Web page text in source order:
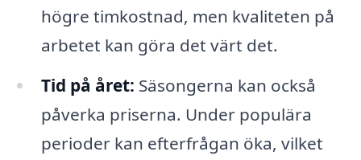
högre timkostnad, men kvaliteten på
arbetet kan göra det värt det.
Tid på året: Säsongerna kan också
påverka priserna. Under populära
perioder kan efterfrågan öka, vilket